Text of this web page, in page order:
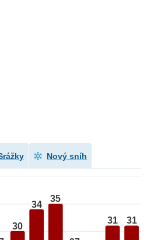
Nový sníh
30
34
35
31 31